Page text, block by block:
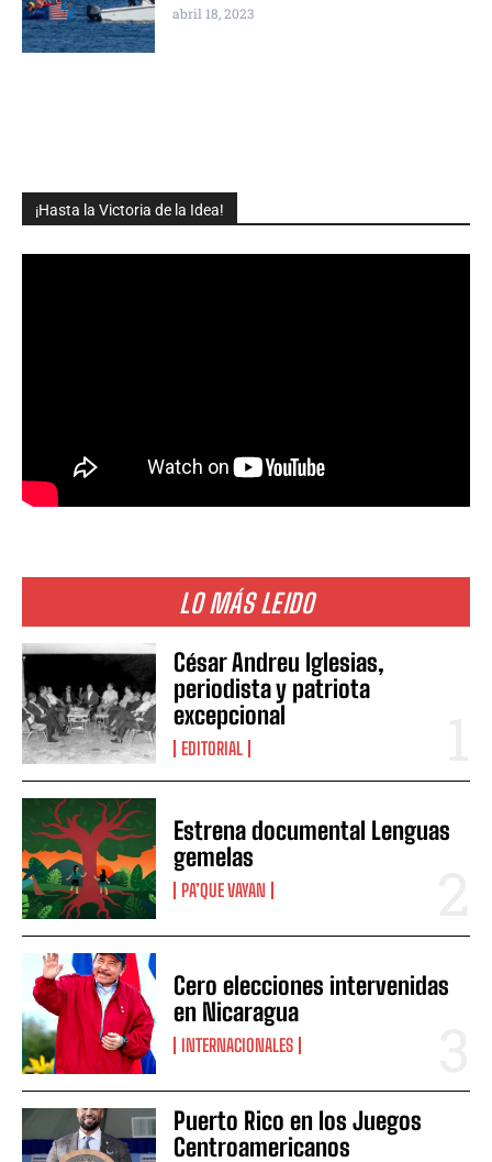
¡Hasta la Victoria de la Idea!
LO MÁS LEIDO
César Andreu Iglesias,
periodista y patriota
excepcional
EDITORIAL
Estrena documental Lenguas
gemelas
PA’QUE VAYAN
Cero elecciones intervenidas
en Nicaragua
INTERNACIONALES
Puerto Rico en los Juegos
Centroamericanos
abril 18, 2023